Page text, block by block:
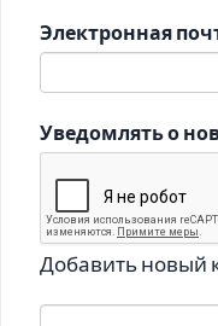
Электронная
Уведомлять о
Добавить новый